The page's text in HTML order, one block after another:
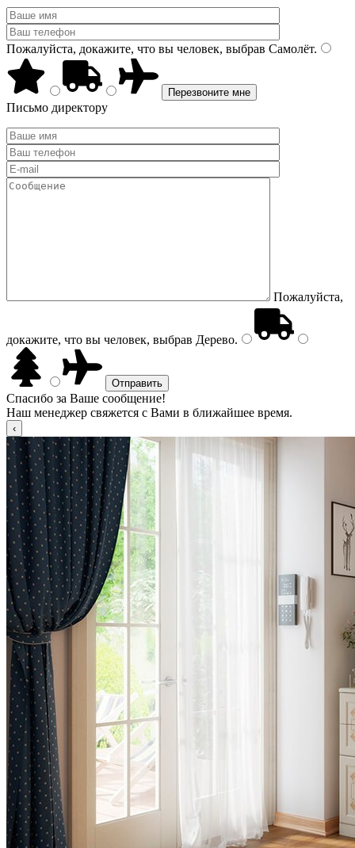
Пожалуйста, докажите, что вы человек, выбрав Самолёт.
Письмо директору
Пожалуйста,
докажите, что вы человек, выбрав Дерево.
Спасибо за Ваше сообщение!
Наш менеджер свяжется с Вами в ближайшее время.